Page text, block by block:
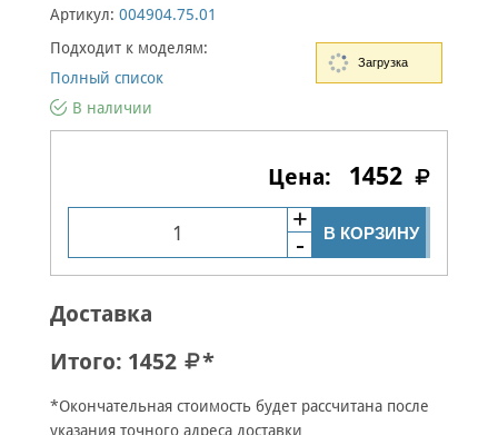
Артикул: 004904.75.01
Подходит к моделям:
Полный список
В наличии
1452
В КОРЗИНУ
Доставка
Итого: 1452 *
*Окончательная стоимость будет рассчитана после
указания точного адреса доставки
Загрузка